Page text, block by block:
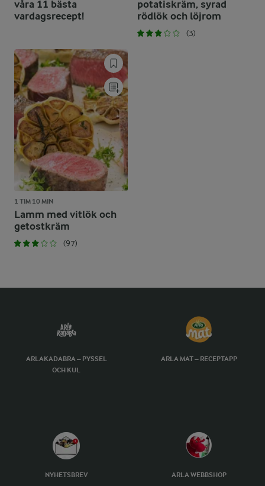
våra 11 bästa
vardagsrecept!
potatiskräm, syrad
rödlök och löjrom
(3)
1 TIM 10 MIN
Lamm med vitlök och
getostkräm
(97)
ARLAKADABRA – PYSSEL
OCH KUL
ARLA MAT – RECEPTAPP
NYHETSBREV ARLA WEBBSHOP